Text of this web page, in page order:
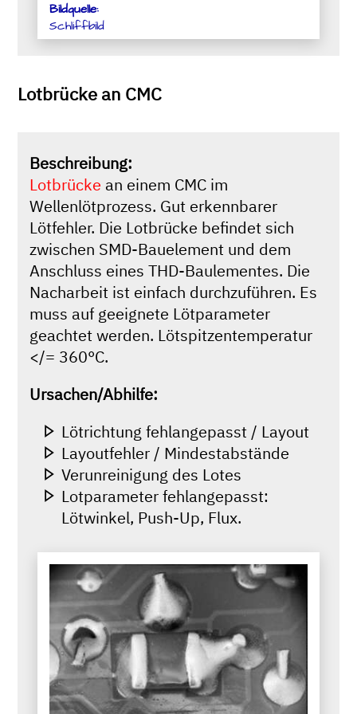
Bildquelle:
Schliffbild
Lotbrücke an CMC
Beschreibung:
Lotbrücke an einem CMC im
Wellenlötprozess. Gut erkennbarer
Lötfehler. Die Lotbrücke befindet sich
zwischen SMD-Bauelement und dem
Anschluss eines THD-Baulementes. Die
Nacharbeit ist einfach durchzuführen. Es
muss auf geeignete Lötparameter
geachtet werden. Lötspitzentemperatur
</= 360°C.
Ursachen/Abhilfe:
Lötrichtung fehlangepasst / Layout
Layoutfehler / Mindestabstände
Verunreinigung des Lotes
Lotparameter fehlangepasst:
Lötwinkel, Push-Up, Flux.